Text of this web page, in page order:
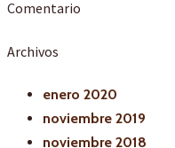
Comentario
Archivos
enero 2020
noviembre 2019
noviembre 2018